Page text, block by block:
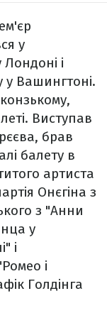
у
Лондоні і
у Вашингтоні.
Виступав
брав
балету в
артиста
Онєгіна з
з "Анни
у
і
і
Голдінга